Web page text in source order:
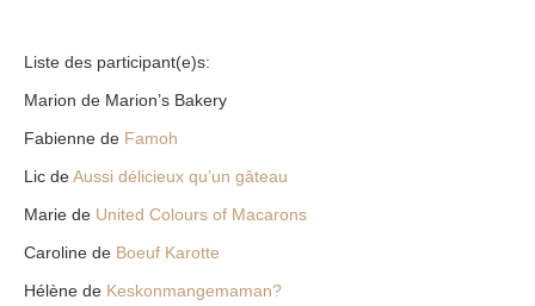
Liste des participant(e)s:
Marion de Marion’s Bakery
Fabienne de Famoh
Lic deAussi délicieux qu’un gâteau
Marie de United Colours of Macarons
Caroline de Boeuf Karotte
Hélène de Keskonmangemaman?